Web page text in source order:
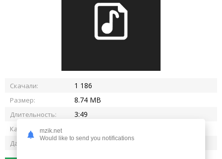
Скачали: 1 186
Размер: 8.74 MB
Длительность: 3:49
Качество:
Дата релиза: 23.10.2024
mzik.net
Would like to send you notifications